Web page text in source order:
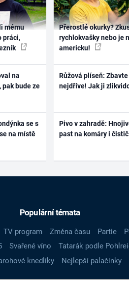
mému
práci,
na
pak bude ze
se s
na místě
Přerostlé okurky?
rychlokvašky nebo je
americku!
Růžová plíseň:
nejdříve! Jak ji
Pivo v zahradě:
past na komáry i
Populární témata
TV program Změna času Partie
Svařené víno Tatarák podle
knedlíky Nejlepší palačinky